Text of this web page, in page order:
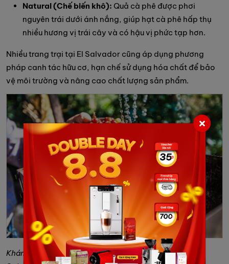
Natural (Chế biến khô): Quả cà phê được phơi
nguyên trái dưới ánh nắng, giúp hạt cà phê hấp thụ
nhiều hương vị trái cây và có hậu vị phức tạp hơn.
Nhiều trang trại tại El Salvador cũng áp dụng phương
pháp canh tác hữu cơ, hạn chế sử dụng hóa chất để bảo
vệ môi trường và nâng cao chất lượng sản phẩm.
Khám phá hoạt động sản xuất và chế biến cà phê tại El